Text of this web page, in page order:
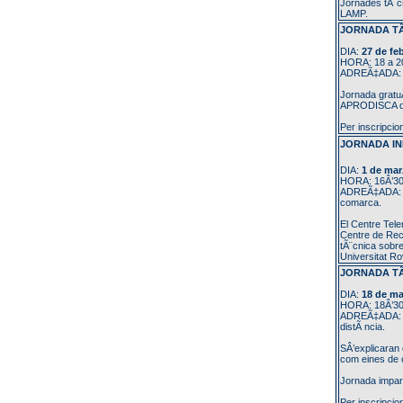
Jornades
LAMP.
JORNADA
DIA: 27 de
HORA: 18 a
Jornada
APRODISCA
Per
JORNADA
DIA: 1 de
HORA:
comarca.
El Centre
Centre de
tÃ¨cnica
Universitat
JORNADA
DIA: 18 de
HORA:
distÃ ncia.
com eines de
Jornada